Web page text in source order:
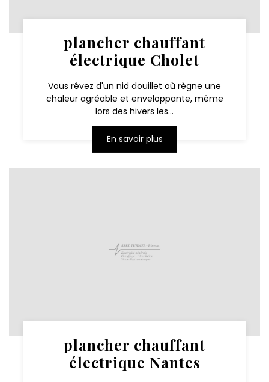
plancher chauffant
électrique Cholet
Vous rêvez d'un nid douillet où règne une
chaleur agréable et enveloppante, même
lors des hivers les...
En savoir plus
plancher chauffant
électrique Nantes